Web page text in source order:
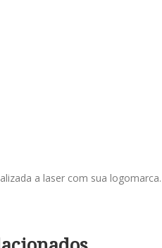
a laser com sua logomarca.